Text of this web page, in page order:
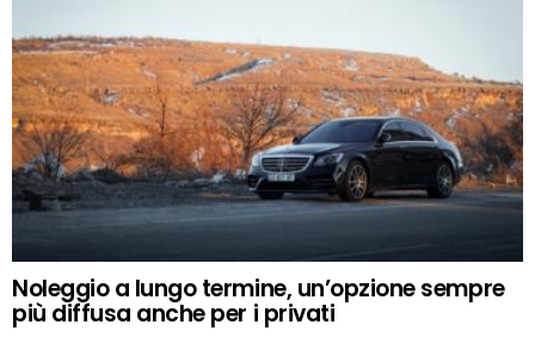
Noleggio a lungo termine, un’opzione sempre
più diffusa anche per i privati